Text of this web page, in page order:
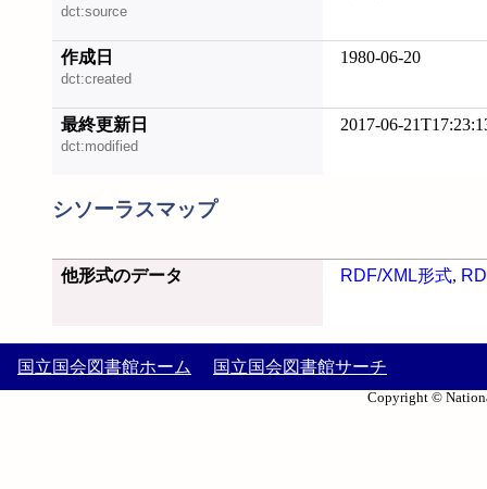
dct:source
作成日
dct:created
1980-06-20
最終更新日
dct:modified
2017-06-
シソーラスマップ
他形式のデータ RDF/XML形式,
国立国会図書館ホーム 国立国会図書館サーチ
Copyright ©